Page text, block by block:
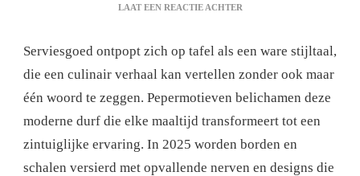
LAAT EEN REACTIE ACHTEROP
PEPERMOTIEF:
ORIGINALITEIT
UW
TAFEL
Serviesgoed ontpopt zich op tafel als een ware stijltaal,
die een culinair verhaal kan vertellen zonder ook maar
één woord te zeggen. Pepermotieven belichamen deze
moderne durf die elke maaltijd transformeert tot een
zintuiglijke ervaring. In 2025 worden borden en
schalen versierd met opvallende nerven en designs die